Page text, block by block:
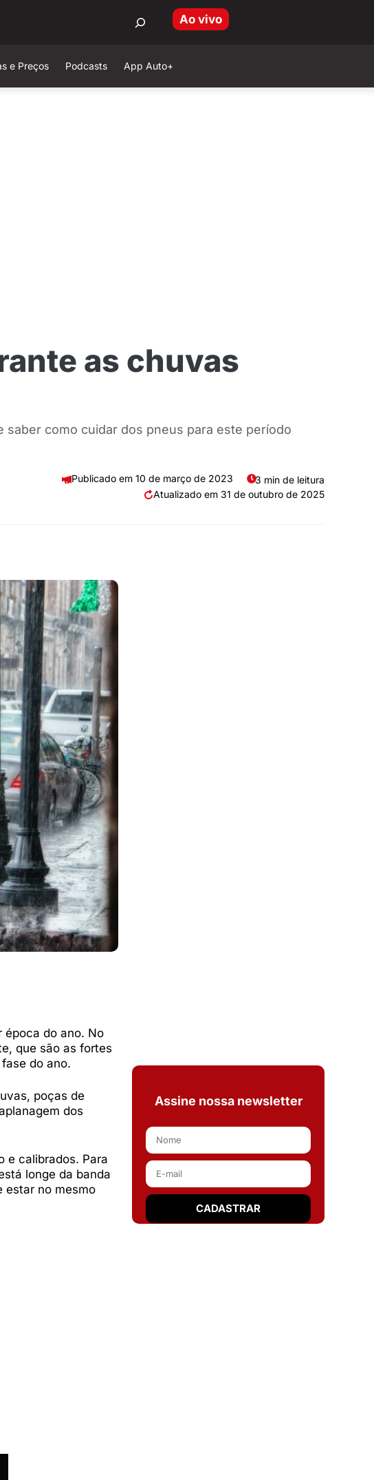
Ao vivo
e Preços Podcasts App Auto+
as chuvas
como cuidar dos pneus para este período
10 de março de 2023
3 min de leitura
31 de outubro de 2025
época do ano. No
que são as fortes
do ano.
poças de
dos
e calibrados. Para
longe da banda
estar no mesmo
Assine nossa newsletter